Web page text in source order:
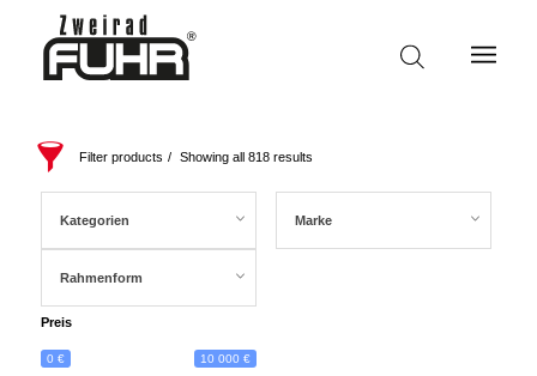
Filter products Showing all 818 results
Kategorien Marke
Rahmenform
Preis
0 € 10 000 €